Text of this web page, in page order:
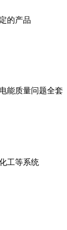
的产品
能质量问题全套
工等系统‬